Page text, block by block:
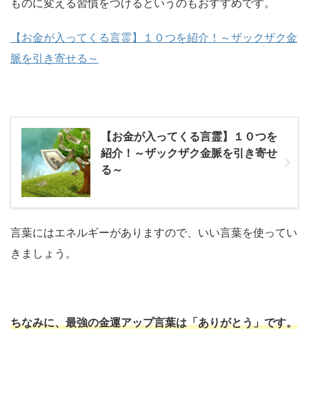
ものに変える習慣をつけるというのもおすすめです。
【お金が入ってくる言霊】１０つを紹介！～ザックザク金
脈を引き寄せる～
【お金が入ってくる言霊】１０つを
紹介！～ザックザク金脈を引き寄せ
る～
言葉にはエネルギーがありますので、いい言葉を使ってい
きましょう。
ちなみに、最強の金運アップ言葉は「ありがとう」です。